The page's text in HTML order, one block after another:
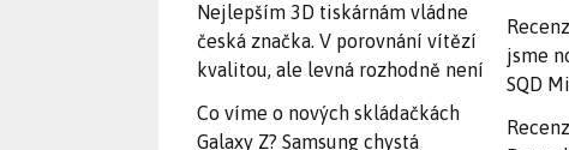
Nejlepším 3D tiskárnám vládne
česká značka. V porovnání vítězí
kvalitou, ale levná rozhodně není
Co víme o nových skládačkách
Galaxy Z? Samsung chystá
jsme
SQD